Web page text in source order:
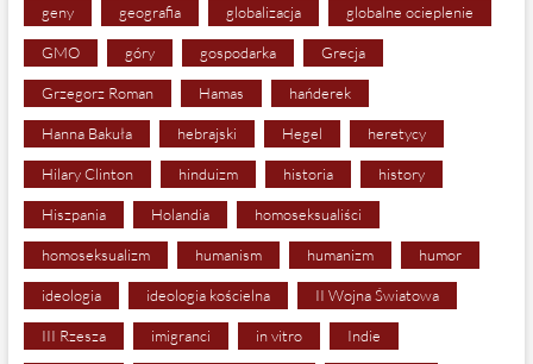
geny geografia globalizacja globalne ocieplenie
GMO góry gospodarka Grecja
Grzegorz Roman Hamas hańderek
Hanna Bakuła hebrajski Hegel heretycy
Hilary Clinton hinduizm historia history
Hiszpania Holandia homoseksualiści
homoseksualizm humanism humanizm humor
ideologia ideologia kościelna II Wojna Światowa
III Rzesza imigranci in vitro Indie